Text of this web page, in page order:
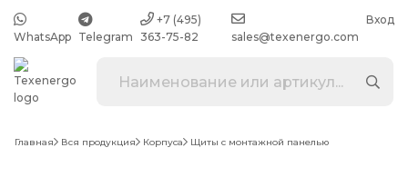
WhatsApp Telegram
+7 (495)
363-75-82
sales@texenergo.com
Вход
Главная Вся продукция Корпуса Щиты с монтажной панелью